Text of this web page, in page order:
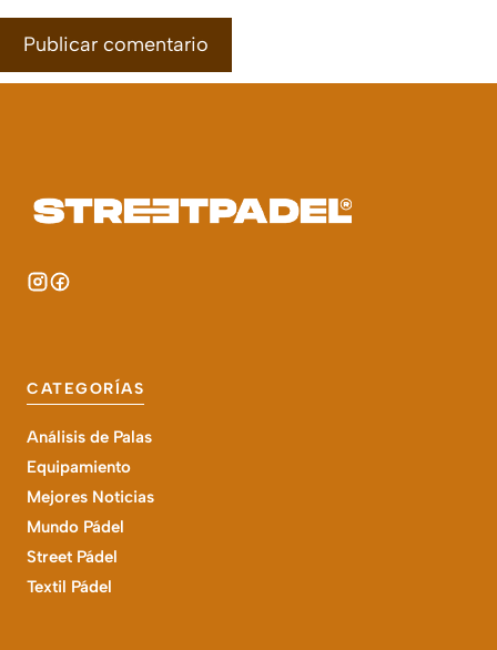
CATEGORÍAS
Análisis de Palas
Equipamiento
Mejores Noticias
Mundo Pádel
Street Pádel
Textil Pádel